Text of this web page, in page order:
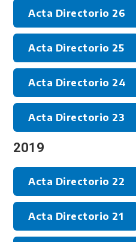
Acta Directorio 26
Acta Directorio 25
Acta Directorio 24
Acta Directorio 23
2019
Acta Directorio 22
Acta Directorio 21